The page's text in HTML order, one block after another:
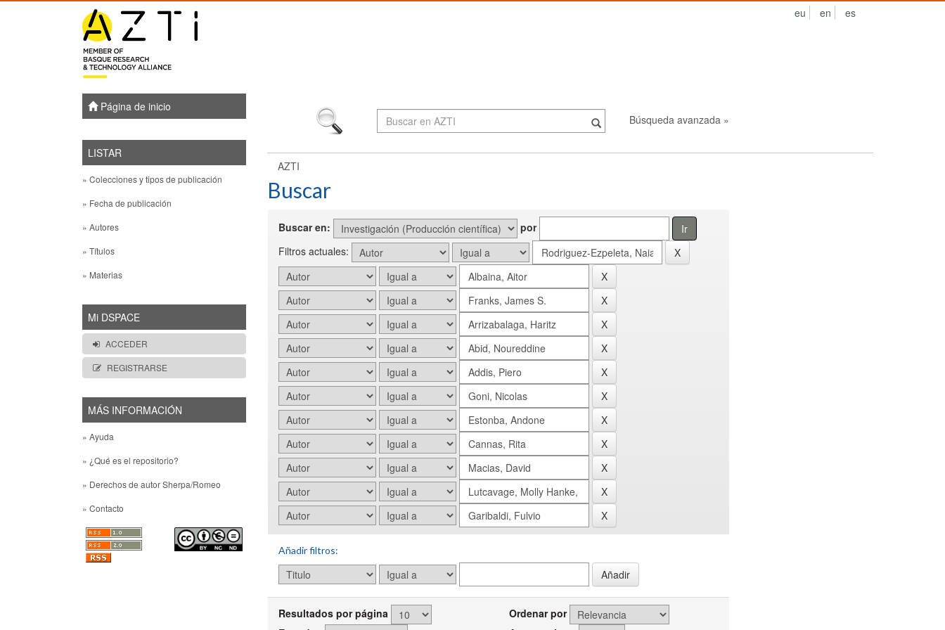
eu en es
Página de inicio
LISTAR
» Colecciones y tipos de publicación
» Fecha de publicación
» Autores
» Títulos
» Materias
Mi DSPACE
ACCEDER
REGISTRARSE
MÁS INFORMACIÓN
» Ayuda
» ¿Qué es el repositorio?
» Derechos de autor Sherpa/Romeo
» Contacto
Búsqueda avanzada »
AZTI
Buscar
Buscar en:
por
Filtros actuales:
Añadir filtros:
Resultados por página
Ordenar por